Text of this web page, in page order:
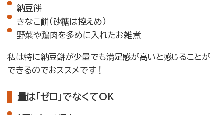
納豆餅
きなこ餅（砂糖は控えめ）
野菜や鶏肉を多めに入れたお雑煮
私は特に納豆餅が少量でも満足感が高いと感じることが
できるのでおススメです！
量は「ゼロ」でなくてOK